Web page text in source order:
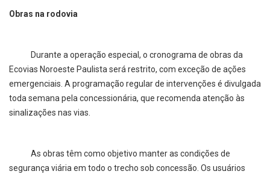
Obras na rodovia
Durante a operação especial, o cronograma de obras da
Ecovias Noroeste Paulista será restrito, com exceção de ações
emergenciais. A programação regular de intervenções é divulgada
toda semana pela concessionária, que recomenda atenção às
sinalizações nas vias.
As obras têm como objetivo manter as condições de
segurança viária em todo o trecho sob concessão. Os usuários